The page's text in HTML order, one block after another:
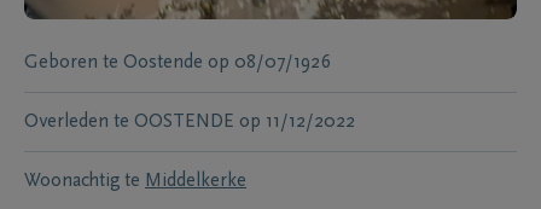
Geboren te Oostende op 08/07/1926
Overleden te OOSTENDE op 11/12/2022
Woonachtig te Middelkerke